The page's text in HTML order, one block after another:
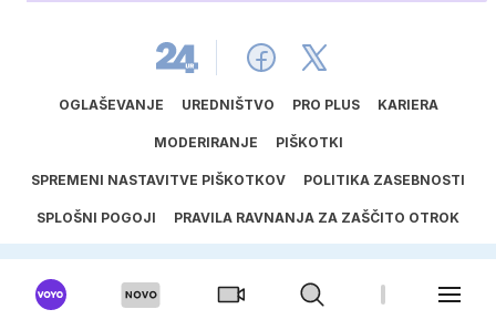
OGLAŠEVANJE UREDNIŠTVO PRO PLUS KARIERA
MODERIRANJE PIŠKOTKI
SPREMENI NASTAVITVE PIŠKOTKOV POLITIKA ZASEBNOSTI
SPLOŠNI POGOJI PRAVILA RAVNANJA ZA ZAŠČITO OTROK
UPORABA UMETNE INTELIGENCE